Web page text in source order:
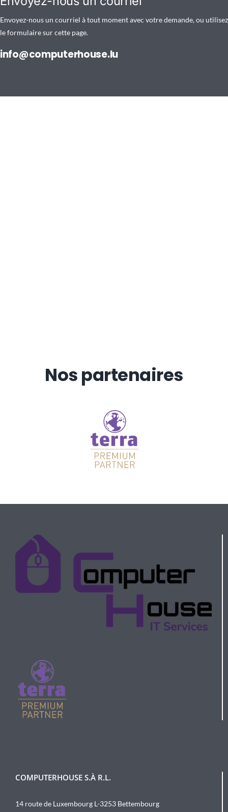
Envoyez-nous un courriel
Envoyez-nous un courriel à tout moment avec votre demande, ou utilisez
le formulaire sur cette page.
info@computerhouse.lu
Nos partenaires
COMPUTERHOUSE S.À R.L.
14 route de Luxembourg L-3253 Bettembourg